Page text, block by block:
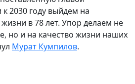
к 2030 году выйдем на
в 78 лет. Упор делаем не
но и на качество жизни наших
Мурат Кумпилов.